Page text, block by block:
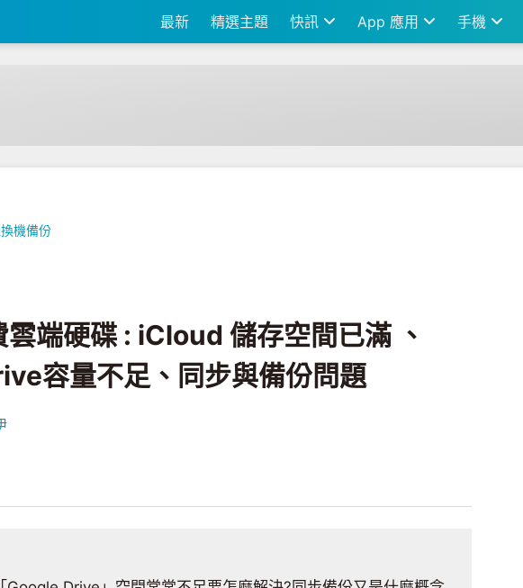
最新 精選主題 快訊 App 應用 手機
機備份
碟 : iCloud 儲存空間已滿 、Google Drive容量不足、同步與備份問題
端硬碟 : iCloud 儲存空間已滿 、
容量不足、同步與備份問題